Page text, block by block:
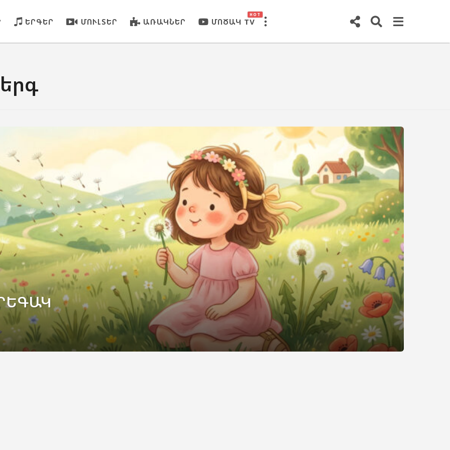
ԵՐԳԵՐ ՄՈՒԼՏԵՐ ԱՌԱԿՆԵՐ ՄՈԾԱԿ TV
HOT